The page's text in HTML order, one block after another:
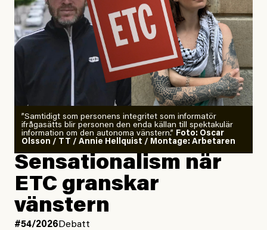
”Samtidigt som personens integritet som informatör
ifrågasätts blir personen den enda källan till spektakulär
information om den autonoma vänstern.” Foto: Oscar
Olsson / TT / Annie Hellquist / Montage: Arbetaren
Sensationalism när
ETC granskar
vänstern
#54/2026 Debatt